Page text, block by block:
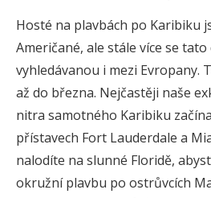
Hosté na plavbách po Karibiku
Američané, ale stále více se
vyhledávanou i mezi Evropany.
až do března. Nejčastěji naše
nitra samotného Karibiku
přístavech Fort Lauderdale a
nalodíte na slunné Floridě,
okružní plavbu po ostrůvcích